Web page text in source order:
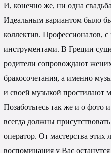
И, конечно же, ни одна
Идеальным вариантом было
коллектив. Профессионалов,
инструментами. В Греции
родители сопровождают
бракосочетания, а именно
и своей музыкой простилают
Позаботьтесь так же и о фото
всегда должны
оператор. От мастерства этих
воспоминания у Вас